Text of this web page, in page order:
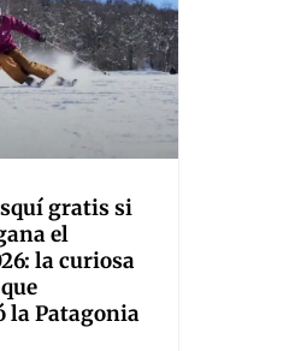
gratis si
el
la curiosa
la Patagonia